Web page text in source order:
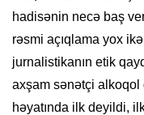
hadisənin necə baş
rəsmi açıqlama yox
jurnalistikanın etik
axşam sənətçi alkoqol
həyatında ilk deyildi,